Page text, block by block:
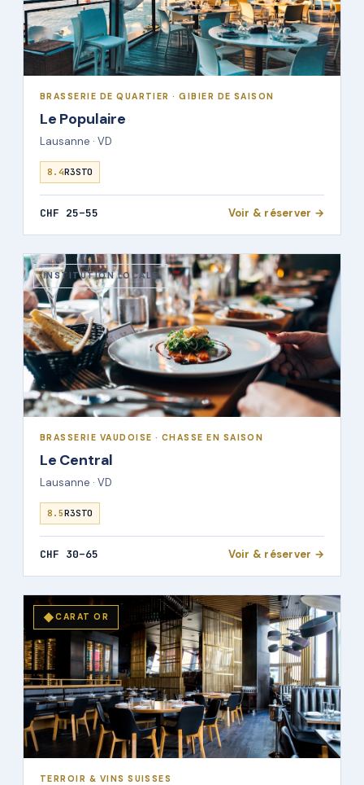
BRASSERIE DE QUARTIER · GIBIER DE SAISON
Le Populaire
Lausanne · VD
8.4R3STO
CHF 25–55 Voir & réserver →
INSTITUTION LOCALE
BRASSERIE VAUDOISE · CHASSE EN SAISON
Le Central
Lausanne · VD
8.5R3STO
CHF 30–65 Voir & réserver →
◆CARAT OR
TERROIR & VINS SUISSES